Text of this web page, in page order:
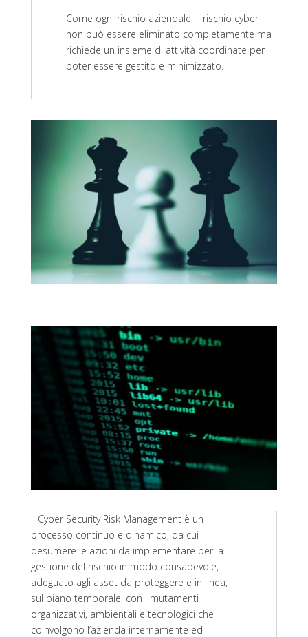
Come ogni rischio aziendale, il rischio cyber
non può essere eliminato completamente ma
richiede un insieme di attività coordinate per
poter essere gestito e minimizzato.
Il Cyber Security Risk Management è un
processo continuo e dinamico, da cui
desumere le azioni da implementare per la
gestione del rischio in modo consapevole,
adeguato agli asset da proteggere e in linea,
sul piano temporale, con i mutamenti
organizzativi, ambientali e tecnologici che
coinvolgono l’azienda internamente ed